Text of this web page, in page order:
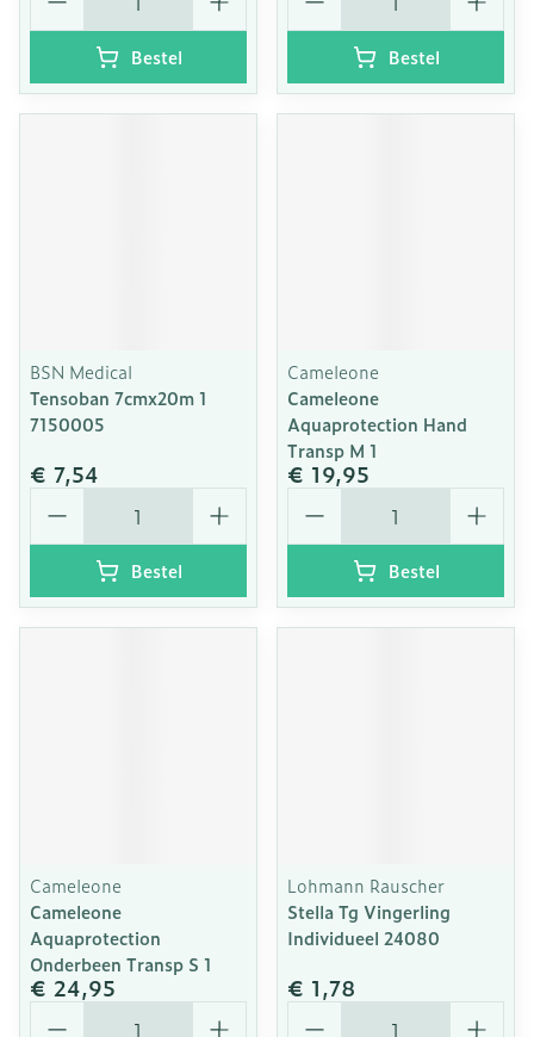
Bestel Bestel
BSN Medical
Tensoban 7cmx20m 1
7150005
€ 7,54
Aantal
Bestel
Cameleone
Cameleone
Aquaprotection Hand
Transp M 1
€ 19,95
Aantal
Bestel
Cameleone
Cameleone
Aquaprotection
Onderbeen Transp S 1
€ 24,95
Aantal
Lohmann Rauscher
Stella Tg Vingerling
Individueel 24080
€ 1,78
Aantal